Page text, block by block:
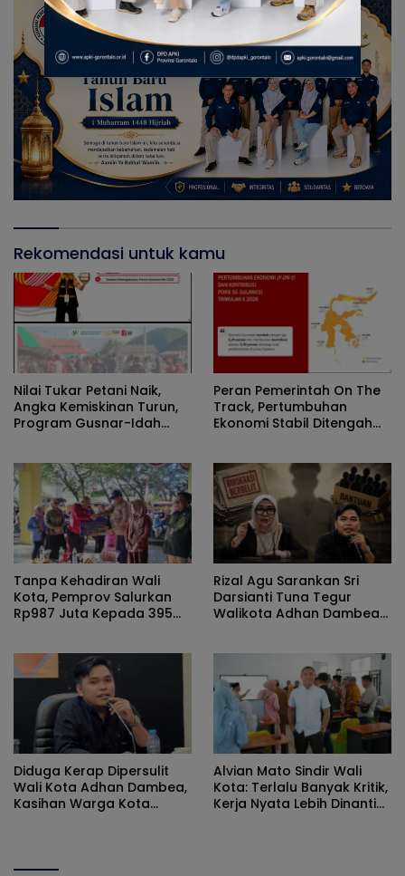
Rekomendasi untuk kamu
Nilai Tukar Petani Naik,
Angka Kemiskinan Turun,
Program Gusnar-Idah
Peran Pemerintah On The
Track, Pertumbuhan
Ekonomi Stabil Ditengah
Tanpa Kehadiran Wali
Kota, Pemprov Salurkan
Rp987 Juta Kepada 395
Rizal Agu Sarankan Sri
Darsianti Tuna Tegur
Walikota Adhan Dambea
Diduga Kerap Dipersulit
Wali Kota Adhan Dambea,
Kasihan Warga Kota
Alvian Mato Sindir Wali
Kota: Terlalu Banyak Kritik,
Kerja Nyata Lebih Dinanti